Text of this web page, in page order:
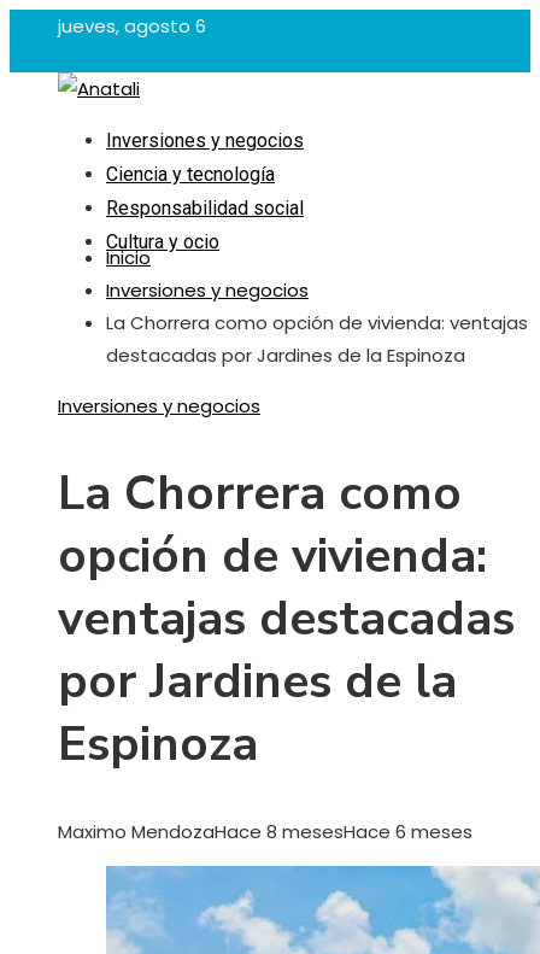
jueves, agosto 6
Inversiones y negocios
Ciencia y tecnología
Responsabilidad social
Cultura y ocio
Inicio
Inversiones y negocios
La Chorrera como opción de vivienda: ventajas
destacadas por Jardines de la Espinoza
Inversiones y negocios
La Chorrera como
opción de vivienda:
ventajas destacadas
por Jardines de la
Espinoza
Maximo MendozaHace 8 mesesHace 6 meses